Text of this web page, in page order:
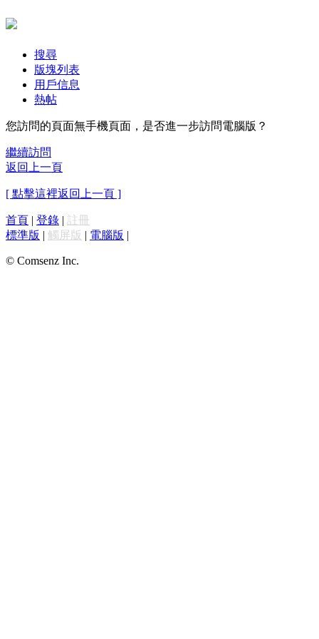
搜尋
版塊列表
用戶信息
熱帖
您訪問的頁面無手機頁面，是否進一步訪問電腦版？
繼續訪問
返回上一頁
[ 點擊這裡返回上一頁 ]
首頁 | 登錄 | 註冊
標準版 | 觸屏版 | 電腦版 |
© Comsenz Inc.